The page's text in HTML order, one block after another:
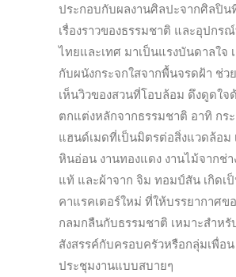
ประกอบกับผลงานศิลปะจากศิลปิน
เรื่องราวของธรรมชาติ และอุปกร
ไทยและเทศ มาเป็นแรงบันดาลใจ
กับผนังกระจกใสจากพื้นจรดฝ้า ช่ว
เห็นวิวของสวนที่โอบล้อม ดึงดูดใจ
ตกแต่งหลักจากธรรมชาติ อาทิ กระ
แฮนด์เมดที่เป็นมิตรต่อสิ่งแวดล้อม
หินอ่อน งานทองแดง งานไม้จากช่
แท้ และผ้าจาก จิม ทอมป์สัน เกิดเ
คาแรคเตอร์ใหม่ ที่ให้บรรยากาศข
กลมกลืนกับธรรมชาติ เหมาะสำหรั
สังสรรค์กับครอบครัวหรือกลุ่มเพื่อ
ประชุมงานแบบสบายๆ